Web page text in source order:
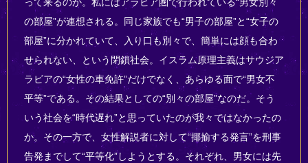
の部屋”が連想される。同じ家族でも“男子の部屋”と“女子の
部屋”に分かれていて、入り口も別々で、簡単には顔も合わ
せられない、という閉鎖社会。イスラム原理主義はサウジア
ラビアの“女性の車免許”だけでなく、あらゆる面で“男女不
平等”である。その結果としての“別々の部屋”なのだ。そう
いう社会を“時代遅れ”と思っていたのが我々ではなかったの
か。その一方で、女性解説者に対して“揶揄する発言”を刑事
告発までして“平等化”しようとする。それぞれ、男女には先